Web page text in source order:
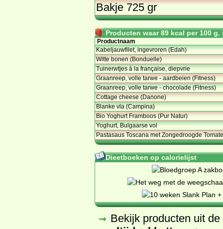
Bakje 725 gr
Producten waar 89 kcal per 100
Productnaam
Kabeljauwfilet, ingevroren (Edah)
Witte bonen (Bonduelle)
Tuinerwtjes à la française, diepvrie
Graanreep, volle tarwe - aardbeien (Fitness)
Graanreep, volle tarwe - chocolade (Fitness)
Cottage cheese (Danone)
Blanke vla (Campina)
Bio Yoghurt Framboos (Pur Natur)
Yoghurt, Bulgaarse vol
Pastasaus Toscana met Zongedroogde
Dieetboeken op calorielijst
Bekijk producten uit